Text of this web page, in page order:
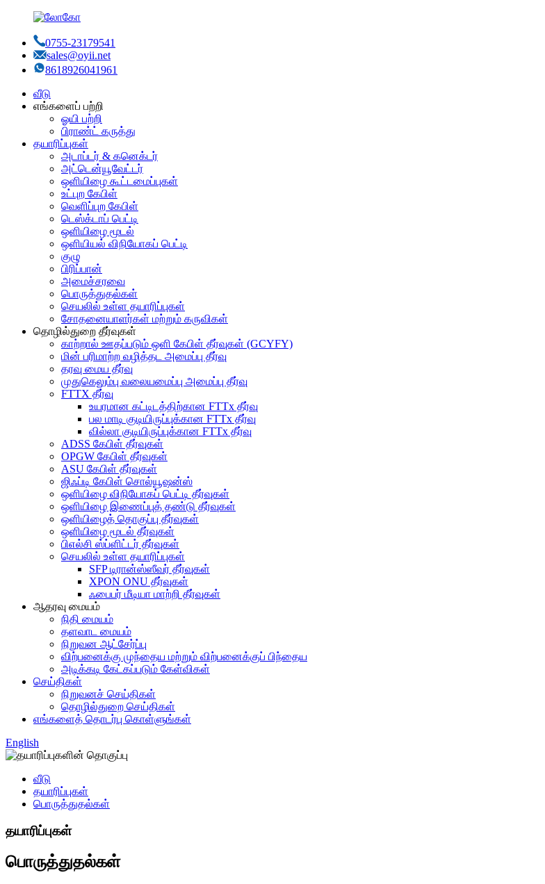
0755-23179541
sales@oyii.net
8618926041961
வீடு
எங்களைப் பற்றி
ஓயி பற்றி
பிராண்ட் கருத்து
தயாரிப்புகள்
அடாப்டர் & கனெக்டர்
அட்டென்யூவேட்டர்
ஒளியிழை கூட்டமைப்புகள்
உட்புற கேபிள்
வெளிப்புற கேபிள்
டெஸ்க்டாப் பெட்டி
ஒளியிழை மூடல்
ஒளியியல் விநியோகப் பெட்டி
குழு
பிரிப்பான்
அமைச்சரவை
பொருத்துதல்கள்
செயலில் உள்ள தயாரிப்புகள்
சோதனையாளர்கள் மற்றும் கருவிகள்
தொழில்துறை தீர்வுகள்
காற்றால் ஊதப்படும் ஒளி கேபிள் தீர்வுகள் (GCYFY)
மின் பரிமாற்ற வழித்தட அமைப்பு தீர்வு
தரவு மைய தீர்வு
முதுகெலும்பு வலையமைப்பு அமைப்பு தீர்வு
FTTX தீர்வு
உயரமான கட்டிடத்திற்கான FTTx தீர்வு
பல மாடி குடியிருப்புக்கான FTTx தீர்வு
வில்லா குடியிருப்புக்கான FTTx தீர்வு
ADSS கேபிள் தீர்வுகள்
OPGW கேபிள் தீர்வுகள்
ASU கேபிள் தீர்வுகள்
ஜிஃப்டி கேபிள் சொல்யூஷன்ஸ்
ஒளியிழை விநியோகப் பெட்டி தீர்வுகள்
ஒளியிழை இணைப்புத் தண்டு தீர்வுகள்
ஒளியிழைத் தொகுப்பு தீர்வுகள்
ஒளியிழை மூடல் தீர்வுகள்
பிஎல்சி ஸ்ப்ளிட்டர் தீர்வுகள்
செயலில் உள்ள தயாரிப்புகள்
SFP டிரான்ஸ்ஸீவர் தீர்வுகள்
XPON ONU தீர்வுகள்
ஃபைபர் மீடியா மாற்றி தீர்வுகள்
ஆதரவு மையம்
நிதி மையம்
தளவாட மையம்
நிறுவன ஆட்சேர்ப்பு
விற்பனைக்கு முந்தைய மற்றும் விற்பனைக்குப் பிந்தைய
அடிக்கடி கேட்கப்படும் கேள்விகள்
செய்திகள்
நிறுவனச் செய்திகள்
தொழில்துறை செய்திகள்
எங்களைத் தொடர்பு கொள்ளுங்கள்
English
வீடு
தயாரிப்புகள்
பொருத்துதல்கள்
தயாரிப்புகள்
பொருத்துதல்கள்